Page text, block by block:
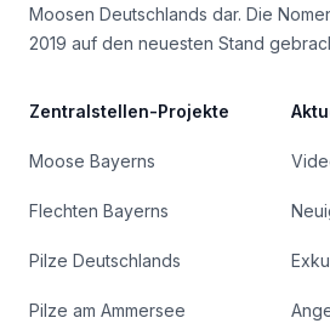
Moosen Deutschlands dar. Die
2019 auf den neuesten Stand
Zentralstellen-Projekte
Moose Bayerns
Flechten Bayerns
Pilze Deutschlands
Pilze am Ammersee